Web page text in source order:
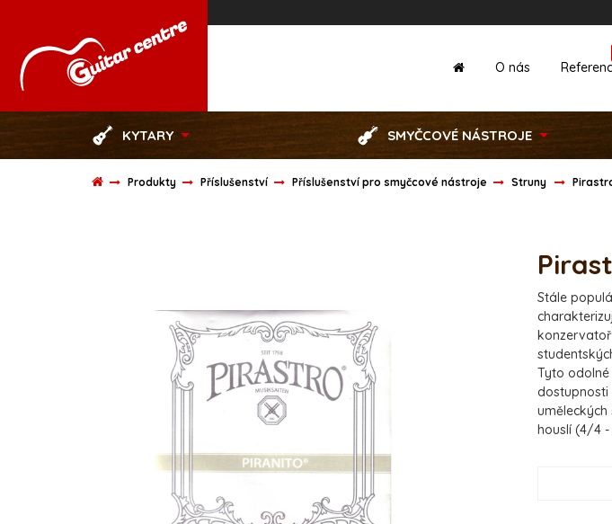
O nás
KYTARY SMYČCOVÉ NÁSTROJE
Produkty Příslušenství Příslušenství pro smyčcové nástroje Struny
Stále
Tyto
dostupnosti
uměleckých
houslí (4/4 -